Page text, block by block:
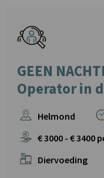
GEEN
Operator in
Helmond
€3000 - €3400
Diervoeding